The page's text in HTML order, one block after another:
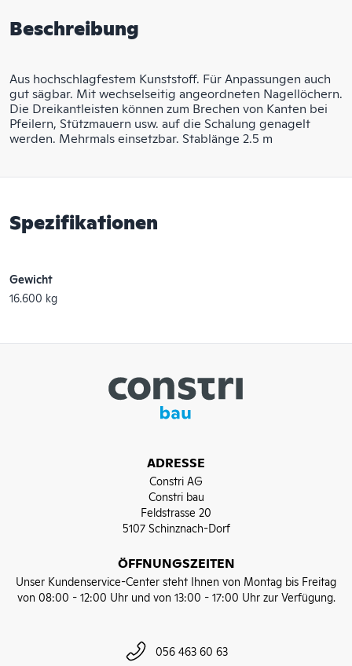
Beschreibung
Aus hochschlagfestem Kunststoff. Für Anpassungen auch
gut sägbar. Mit wechselseitig angeordneten Nagellöchern.
Die Dreikantleisten können zum Brechen von Kanten bei
Pfeilern, Stützmauern usw. auf die Schalung genagelt
werden. Mehrmals einsetzbar. Stablänge 2.5 m
Spezifikationen
Gewicht
16.600 kg
ADRESSE
Constri AG
Constri bau
Feldstrasse 20
5107 Schinznach-Dorf
ÖFFNUNGSZEITEN
Unser Kundenservice-Center steht Ihnen von Montag bis Freitag
von 08:00 - 12:00 Uhr und von 13:00 - 17:00 Uhr zur Verfügung.
056 463 60 63